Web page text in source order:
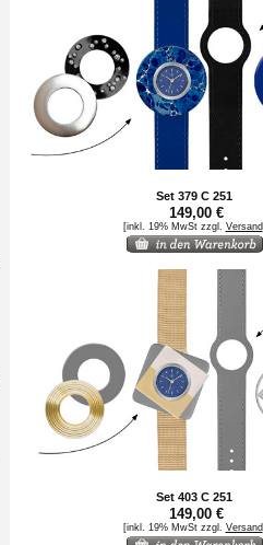
Set 379 C 251
149,00 €
[inkl. 19% MwSt zzgl. Versand
Set 403 C 251
149,00 €
[inkl. 19% MwSt zzgl. Versand